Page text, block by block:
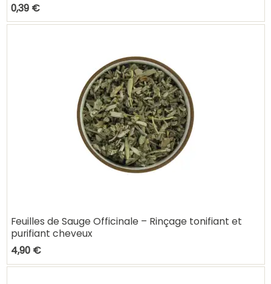
0,39 €
Feuilles de Sauge Officinale – Rinçage tonifiant et
purifiant cheveux
4,90 €